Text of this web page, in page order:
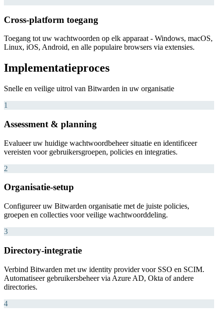
Cross-platform toegang
Toegang tot uw wachtwoorden op elk apparaat - Windows, macOS,
Linux, iOS, Android, en alle populaire browsers via extensies.
Implementatieproces
Snelle en veilige uitrol van Bitwarden in uw organisatie
1
Assessment & planning
Evalueer uw huidige wachtwoordbeheer situatie en identificeer
vereisten voor gebruikersgroepen, policies en integraties.
2
Organisatie-setup
Configureer uw Bitwarden organisatie met de juiste policies,
groepen en collecties voor veilige wachtwoorddeling.
3
Directory-integratie
Verbind Bitwarden met uw identity provider voor SSO en SCIM.
Automatiseer gebruikersbeheer via Azure AD, Okta of andere
directories.
4